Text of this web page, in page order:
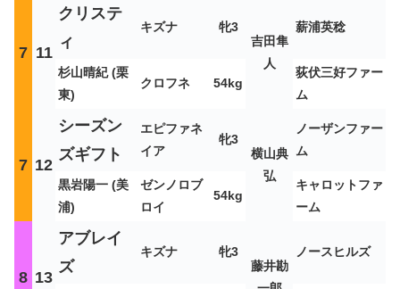
7 11
クリステ
ィ
キズナ
牝3
吉田隼
人
薪浦英稔
杉山晴紀 (栗
東)
クロフネ 54kg
荻伏三好ファー
ム
7 12
シーズン
ズギフト
エピファネ
イア
牝3
横山典
弘
ノーザンファー
ム
黒岩陽一 (美
浦)
ゼンノロブ
ロイ
54kg
キャロットファ
ーム
8 13
アブレイ
ズ
キズナ
牝3
藤井勘
ノースヒルズ